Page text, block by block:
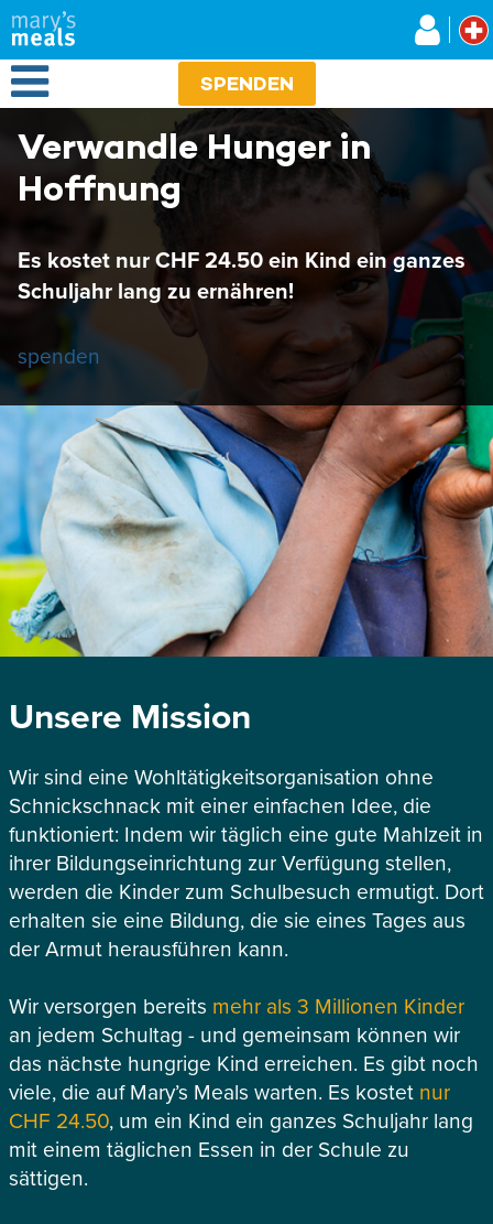
Direkt
zum
Inhalt
Open Menu SPENDEN
Verwandle Hunger in
Hoffnung
Es kostet nur CHF 24.50 ein Kind ein ganzes
Schuljahr lang zu ernähren!
spenden
Unsere Mission
Wir sind eine Wohltätigkeitsorganisation ohne
Schnickschnack mit einer einfachen Idee, die
funktioniert: Indem wir täglich eine gute Mahlzeit in
ihrer Bildungseinrichtung zur Verfügung stellen,
werden die Kinder zum Schulbesuch ermutigt. Dort
erhalten sie eine Bildung, die sie eines Tages aus
der Armut herausführen kann.
Wir versorgen bereits mehr als 3 Millionen Kinder
an jedem Schultag - und gemeinsam können wir
das nächste hungrige Kind erreichen. Es gibt noch
viele, die auf Mary’s Meals warten. Es kostet nur
CHF 24.50, um ein Kind ein ganzes Schuljahr lang
mit einem täglichen Essen in der Schule zu
sättigen.